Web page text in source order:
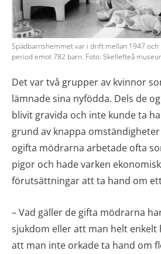
Spädbarnshemmet var i drift mellan 1947
period emot 782 barn. Foto: Skellefteå
Det var två grupper av kvinnor
lämnade sina nyfödda. Dels de
blivit gravida och inte kunde ta
grund av knappa
ogifta mödrarna arbetade ofta
pigor och hade varken
förutsättningar att ta hand om
– Vad gäller de gifta mödrarna
sjukdom eller att man helt enkelt
att man inte orkade ta hand om